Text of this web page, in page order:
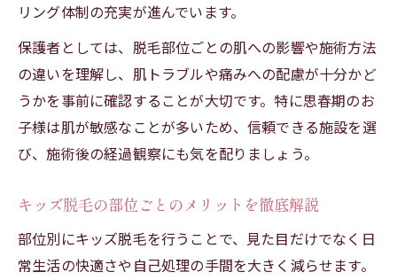
リング体制の充実が進んでいます。
保護者としては、脱毛部位ごとの肌への影響や施術方法
の違いを理解し、肌トラブルや痛みへの配慮が十分かど
うかを事前に確認することが大切です。特に思春期のお
子様は肌が敏感なことが多いため、信頼できる施設を選
び、施術後の経過観察にも気を配りましょう。
キッズ脱毛の部位ごとのメリットを徹底解説
部位別にキッズ脱毛を行うことで、見た目だけでなく日
常生活の快適さや自己処理の手間を大きく減らせます。